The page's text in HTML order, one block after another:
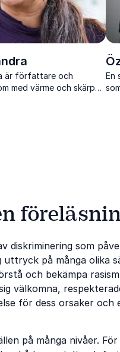
är författare och
med värme och skärpa
En
diskriminering som
på många olika
och bekämpa
välkomna,
för dess orsaker
på många nivåer.